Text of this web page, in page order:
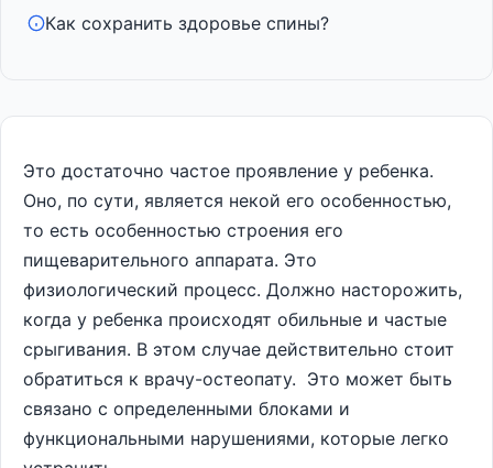
Как сохранить здоровье спины?
Это достаточно частое проявление у ребенка.
Оно, по сути, является некой его особенностью,
то есть особенностью строения его
пищеварительного аппарата. Это
физиологический процесс. Должно насторожить,
когда у ребенка происходят обильные и частые
срыгивания. В этом случае действительно стоит
обратиться к врачу-остеопату. Это может быть
связано с определенными блоками и
функциональными нарушениями, которые легко